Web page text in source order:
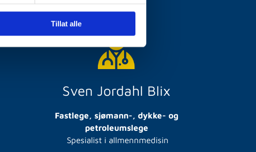
Tillat alle
Sven Jordahl Blix
Fastlege, sjømann-, dykke- og
petroleumslege
Spesialist i allmennmedisin